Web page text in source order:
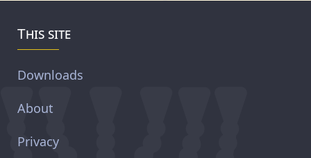
This site
Downloads
About
Privacy